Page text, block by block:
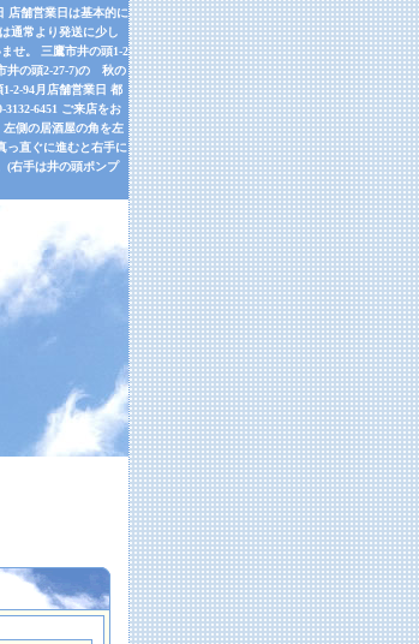
店舗営業日は基本的に
通常より発送に少し
せ。 三鷹市井の頭1-2
の頭2-27-7)の 秋の
2-94月店舗営業日 都
6451 ご来店をお
側の居酒屋の角を左
っ直ぐに進むと右手に
(右手は井の頭ポンプ